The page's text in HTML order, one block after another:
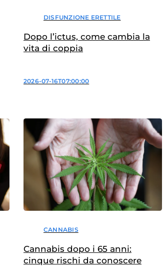
DISFUNZIONE ERETTILE
Dopo l’ictus, come cambia la
vita di coppia
2026-07-16T07:00:00
CANNABIS
Cannabis dopo i 65 anni:
cinque rischi da conoscere